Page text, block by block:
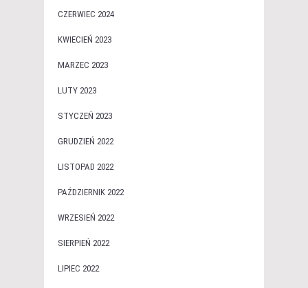
CZERWIEC 2024
KWIECIEŃ 2023
MARZEC 2023
LUTY 2023
STYCZEŃ 2023
GRUDZIEŃ 2022
LISTOPAD 2022
PAŹDZIERNIK 2022
WRZESIEŃ 2022
SIERPIEŃ 2022
LIPIEC 2022